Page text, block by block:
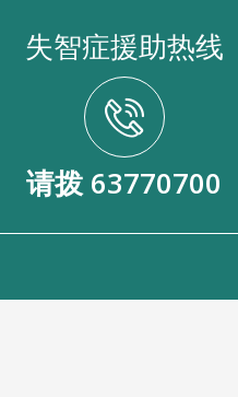
失智症援助热线
请拨 63770700